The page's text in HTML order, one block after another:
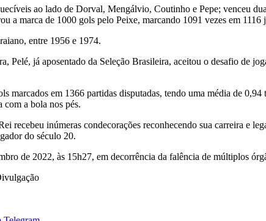
ao lado de Dorval, Mengálvio, Coutinho e Pepe; venceu
a marca de 1000 gols pelo Peixe, marcando 1091 vezes em 1116
entre 1956 e 1974.
Pelé, já aposentado da Seleção Brasileira, aceitou o desafio de
marcados em 1366 partidas disputadas, tendo uma média de
com a bola nos pés.
recebeu inúmeras condecorações reconhecendo sua carreira e
do século 20.
de 2022, às 15h27, em decorrência da falência de múltiplos